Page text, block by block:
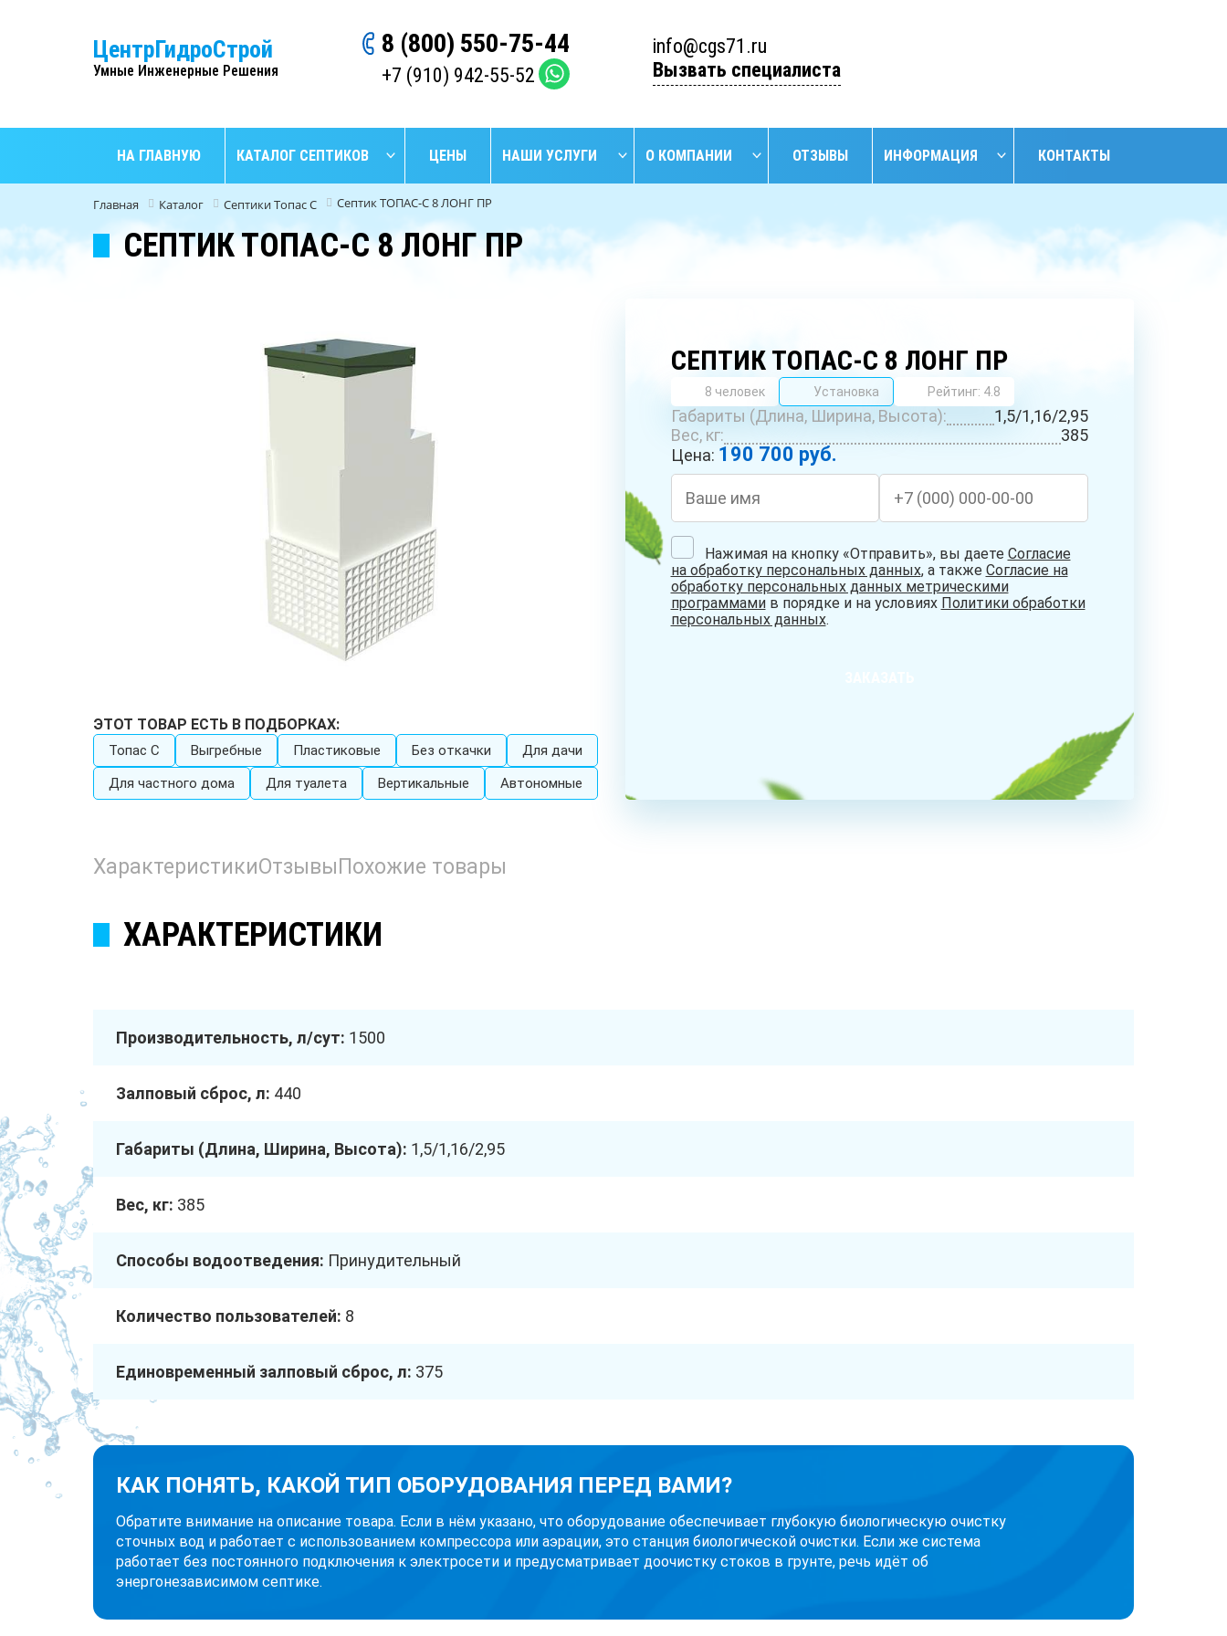
ЦентрГидроСтрой
Умные Инженерные Решения
8 (800) 550-75-44
+7 (910) 942-55-52
info@cgs71.ru
Вызвать специалиста
НА ГЛАВНУЮ КАТАЛОГ СЕПТИКОВ
НАЙТИ
ЦЕНЫ НАШИ УСЛУГИ
НАЙТИ
ОБУСТРОЙСТВО
РЕМОНТ
СКВАЖИН НА
ВОДУ
БУРЕНИЕ
КОЛОДЦЕВ
БУРЕНИЕ
СИСТЕМЫ
ОЧИСТКИ
О КОМПАНИИ ОТЗЫВЫ ИНФОРМАЦИЯ КОНТАКТЫ
Главная Каталог Септики Топас C Септик ТОПАС-С 8 ЛОНГ ПР
СЕПТИК ТОПАС-С 8 ЛОНГ ПР
ЭТОТ ТОВАР ЕСТЬ В ПОДБОРКАХ:
Топас C Выгребные Пластиковые Без откачки
Для дачи
Для частного дома
Для туалета Вертикальные Автономные
СЕПТИК ТОПАС-С 8 ЛОНГ ПР
8 человек Установка Рейтинг: 4.8
Габариты (Длина, Ширина, Высота):
1,5/1,16/2,95
Вес, кг:
385
Цена: 190 700 руб.
Нажимая на кнопку «Отправить», вы даете Согласие
на обработку персональных данных, а также Согласие на
обработку персональных данных метрическими
программамив порядке и на условиях Политики обработки
персональных данных.
ХарактеристикиОтзывыПохожие товары
ХАРАКТЕРИСТИКИ
Производительность, л/сут: 1500
Залповый сброс, л: 440
Габариты (Длина, Ширина, Высота): 1,5/1,16/2,95
Вес, кг: 385
Способы водоотведения: Принудительный
Количество пользователей: 8
Единовременный залповый сброс, л: 375
КАК ПОНЯТЬ, КАКОЙ ТИП ОБОРУДОВАНИЯ ПЕРЕД ВАМИ?
Обратите внимание на описание товара. Если в нём указано, что оборудование обеспечивает глубокую биологическую очистку
сточных вод и работает с использованием компрессора или аэрации, это станция биологической очистки. Если же система
работает без постоянного подключения к электросети и предусматривает доочистку стоков в грунте, речь идёт об
энергонезависимом септике.